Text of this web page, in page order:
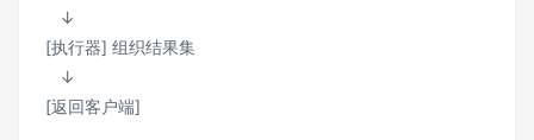
↓
[执行器] 组织结果集
↓
[返回客户端]